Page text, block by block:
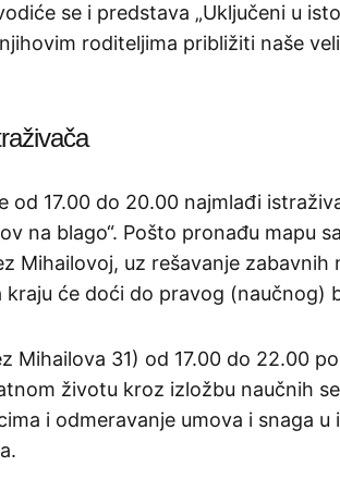
se i predstava „Uključeni u
roditeljima približiti naše
od 17.00 do 20.00 najmlađi
na blago“. Pošto pronađu mapu
Mihailovoj, uz rešavanje zabavnih
kraju će doći do pravog (naučnog)
Mihailova 31) od 17.00 do 22.00
životu kroz izložbu naučnih
i odmeravanje umova i snaga u